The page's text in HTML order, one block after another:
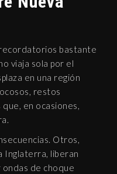
bastante
viaja sola por el
en una región
restos
en ocasiones,
Otros,
Inglaterra, liberan
de choque